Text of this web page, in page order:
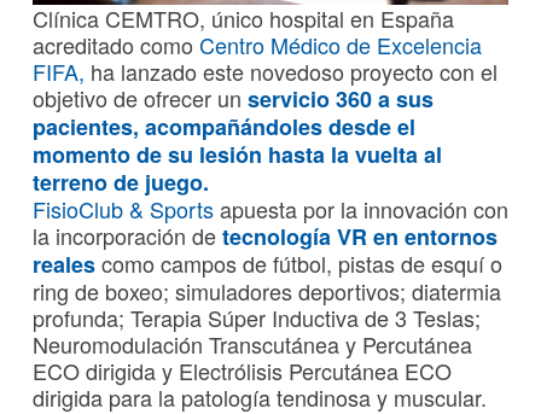
Clínica CEMTRO, único hospital en España
acreditado como Centro Médico de Excelencia
FIFA, ha lanzado este novedoso proyecto con el
objetivo de ofrecer un servicio 360 a sus
pacientes, acompañándoles desde el
momento de su lesión hasta la vuelta al
terreno de juego.
FisioClub & Sportsapuesta por la innovación con
la incorporación detecnología VR en entornos
realescomo campos de fútbol, pistas de esquí o
ring de boxeo; simuladores deportivos; diatermia
profunda; Terapia Súper Inductiva de 3 Teslas;
Neuromodulación Transcutánea y Percutánea
ECO dirigida y Electrólisis Percutánea ECO
dirigida para la patología tendinosa y muscular.